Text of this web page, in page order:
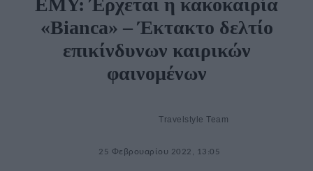
ΕΜΥ: Έρχεται η κακοκαιρία
«Bianca» – Έκτακτο δελτίο
επικίνδυνων καιρικών
φαινομένων
Travelstyle Team
25 Φεβρουαρίου 2022, 13:05